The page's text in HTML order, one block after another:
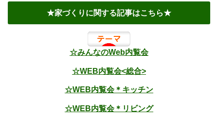
★家づくりに関する記事はこちら★
☆みんなのWeb内覧会
☆WEB内覧会<総合>
☆WEB内覧会＊キッチン
☆WEB内覧会＊リビング